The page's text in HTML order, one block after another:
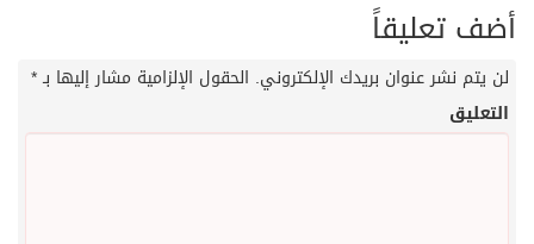
أضف تعليقاً
لن يتم نشر عنوان بريدك الإلكتروني. الحقول الإلزامية مشار إليها بـ*
التعليق